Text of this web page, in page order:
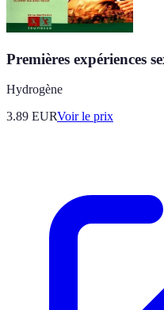
Premières expériences
Hydrogène
3.89 EURVoir le prix